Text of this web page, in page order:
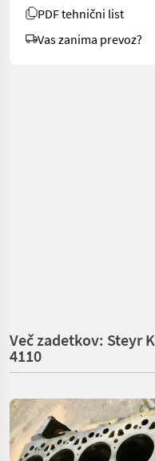
PDF tehnični list
Vas zanima prevoz?
Več zadetkov: Steyr
4110